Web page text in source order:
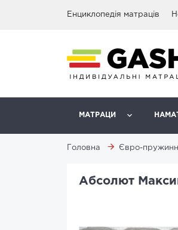
Енциклопедія матраців
МАТРАЦИ
Головна Євро-
Абсолют